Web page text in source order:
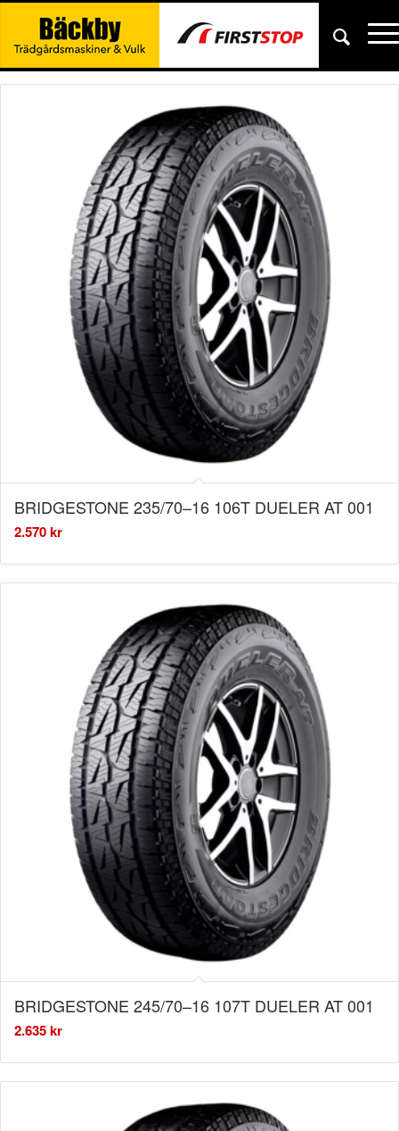
BRIDGESTONE 235/70–16 106T DUELER AT 001
2.570kr
BRIDGESTONE 245/70–16 107T DUELER AT 001
2.635kr